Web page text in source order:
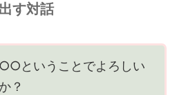
す対話
ということでよろしい
？